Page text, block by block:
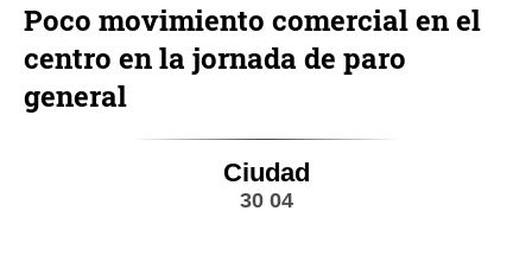
Poco movimiento comercial en el
centro en la jornada de paro
general
Ciudad
30 04